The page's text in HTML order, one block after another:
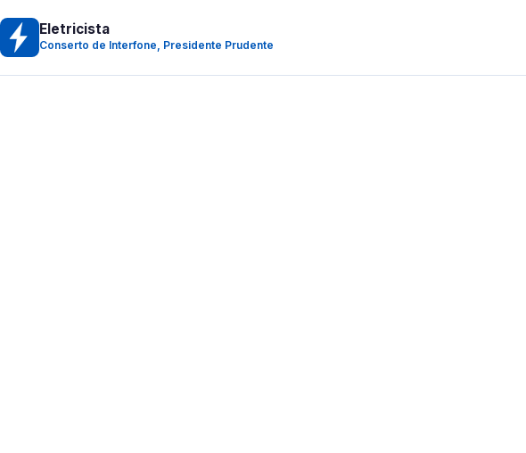
Eletricista
Conserto de Interfone, Presidente Prudente